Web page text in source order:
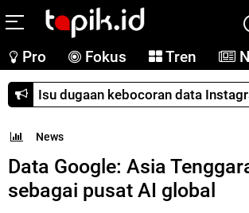
Pro Fokus Tren
Isu dugaan kebocoran data
News
Data Google: Asia
sebagai pusat AI global